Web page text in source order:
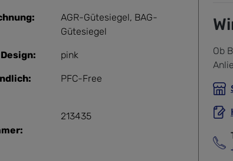
AGR-Gütesiegel, BAG-
Gütesiegel
pink
PFC-Free
213435
Ob